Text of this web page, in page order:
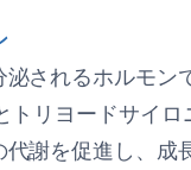
されるホルモン
トリヨードサイロ
謝を促進し、成